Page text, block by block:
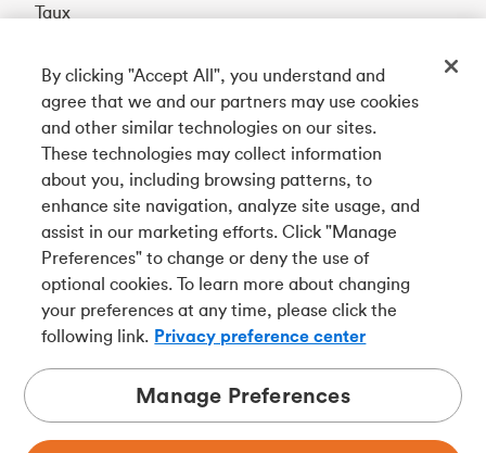
Taux
English
Téléchargez notre appli
Connectez-vous avec nous
Tangerine est le nom commercial de la Banque Tangerine,
une filiale en propriété exclusive de La Banque de
Nouvelle-Écosse etmembre à part entière de la SADC
By clicking "Accept All", you understand and
agree that we and our partners may use cookies
and other similar technologies on our sites.
These technologies may collect information
about you, including browsing patterns, to
enhance site navigation, analyze site usage, and
assist in our marketing efforts. Click "Manage
Preferences" to change or deny the use of
optional cookies. To learn more about changing
your preferences at any time, please click the
following link. Privacy preference center
Manage Preferences